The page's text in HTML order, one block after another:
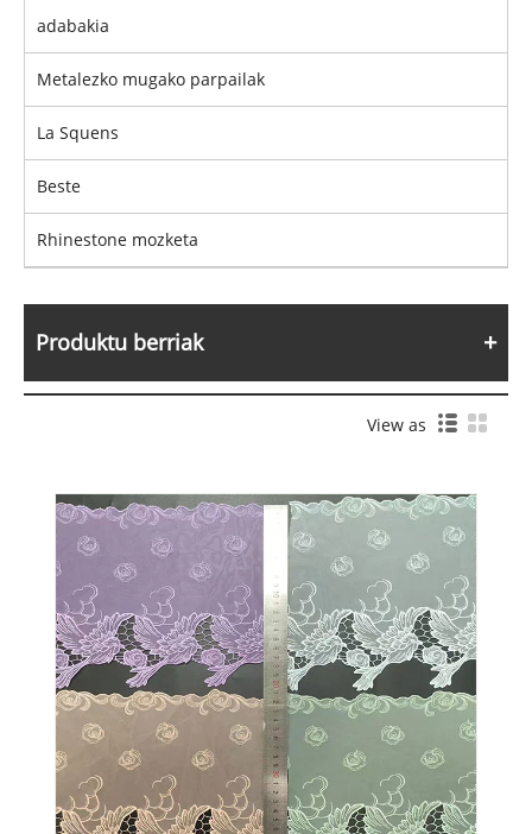
adabakia
Metalezko mugako parpailak
La Squens
Beste
Rhinestone mozketa
Produktu berriak
View as